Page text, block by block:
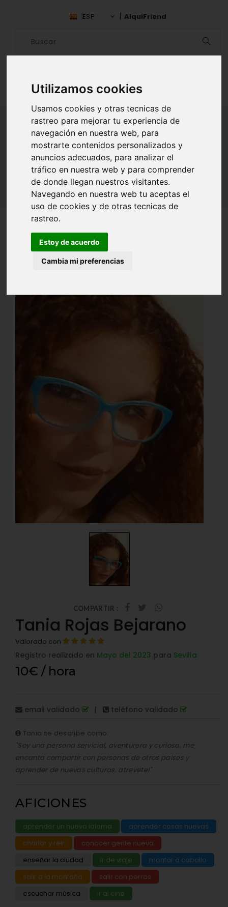
Utilizamos cookies
Usamos cookies y otras tecnicas de
rastreo para mejorar tu experiencia de
navegación en nuestra web, para
mostrarte contenidos personalizados y
anuncios adecuados, para analizar el
tráfico en nuestra web y para comprender
de donde llegan nuestros visitantes.
Navegando en nuestra web tu aceptas el
uso de cookies y de otras tecnicas de
rastreo.
Estoy de acuerdo
Cambia mi preferencias
ESP AlquiFriend
ALQUILAR AMIGO
Inicio Amigos Sevilla Tania Rojas Bejarano
COMPARTIR :
Tania Rojas Bejarano
Valorado con
Registro realizado en Mayo del 2023 para Sevilla
10€ / hora
email validado | teléfono validado
Tania se describe como:
"Soy una persona servicial, aventurera y curiosa. me
encanta compartir con personas de otros paises y
aprender de nuevas culturas. atrevete!"
AFICIONES
aprender un nuevo idioma
aprender cosas nuevas
charlar y reir
conocer gente nueva
enseñar la ciudad
ir de viaje
montar a caballo
salir a la montaña
salir con perros
escuchar música
ir al cine